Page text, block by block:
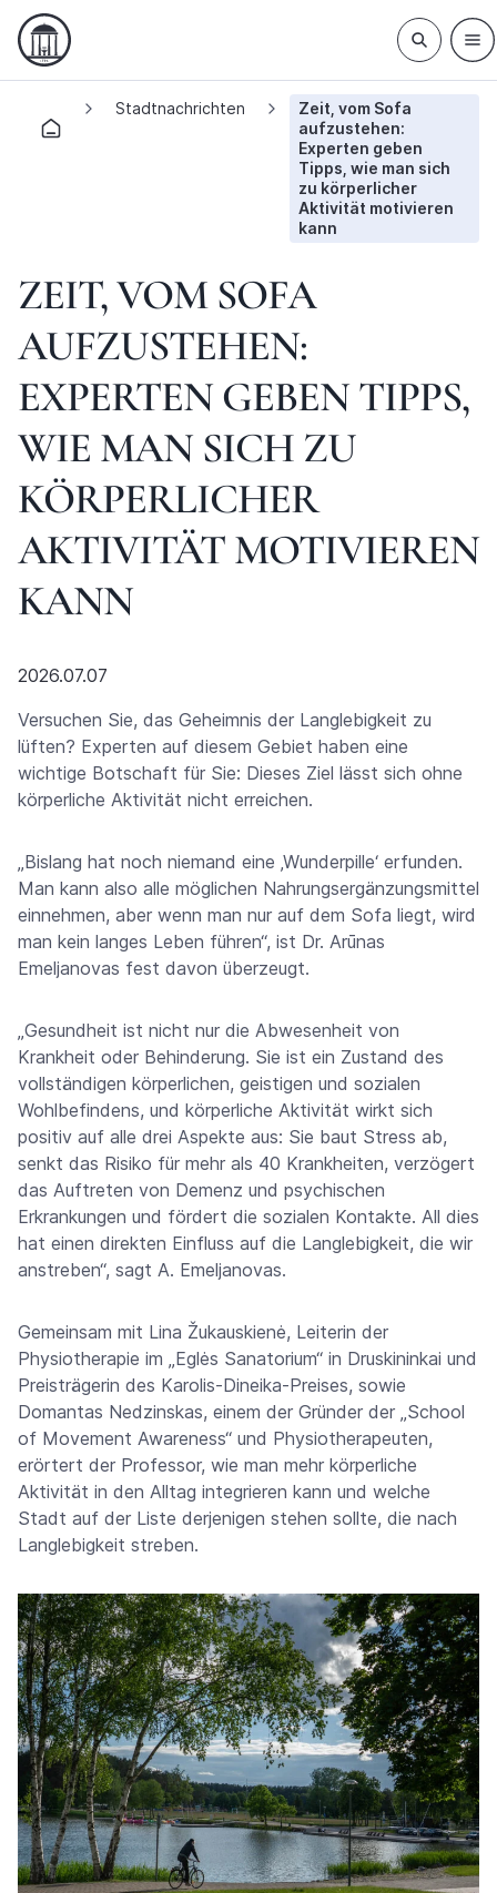
Stadtnachrichten
Zeit, vom Sofa
aufzustehen:
Experten geben
Tipps, wie man sich
zu körperlicher
Aktivität motivieren
kann
ZEIT, VOM SOFA
AUFZUSTEHEN:
EXPERTEN GEBEN TIPPS,
WIE MAN SICH ZU
KÖRPERLICHER
AKTIVITÄT MOTIVIEREN
KANN
2026.07.07
Versuchen Sie, das Geheimnis der Langlebigkeit zu
lüften? Experten auf diesem Gebiet haben eine
wichtige Botschaft für Sie: Dieses Ziel lässt sich ohne
körperliche Aktivität nicht erreichen.
„Bislang hat noch niemand eine ‚Wunderpille‘ erfunden.
Man kann also alle möglichen Nahrungsergänzungsmittel
einnehmen, aber wenn man nur auf dem Sofa liegt, wird
man kein langes Leben führen“, ist Dr. Arūnas
Emeljanovas fest davon überzeugt.
„Gesundheit ist nicht nur die Abwesenheit von
Krankheit oder Behinderung. Sie ist ein Zustand des
vollständigen körperlichen, geistigen und sozialen
Wohlbefindens, und körperliche Aktivität wirkt sich
positiv auf alle drei Aspekte aus: Sie baut Stress ab,
senkt das Risiko für mehr als 40 Krankheiten, verzögert
das Auftreten von Demenz und psychischen
Erkrankungen und fördert die sozialen Kontakte. All dies
hat einen direkten Einfluss auf die Langlebigkeit, die wir
anstreben“, sagt A. Emeljanovas.
Gemeinsam mit Lina Žukauskienė, Leiterin der
Physiotherapie im „Eglės Sanatorium“ in Druskininkai und
Preisträgerin des Karolis-Dineika-Preises, sowie
Domantas Nedzinskas, einem der Gründer der „School
of Movement Awareness“ und Physiotherapeuten,
erörtert der Professor, wie man mehr körperliche
Aktivität in den Alltag integrieren kann und welche
Stadt auf der Liste derjenigen stehen sollte, die nach
Langlebigkeit streben.